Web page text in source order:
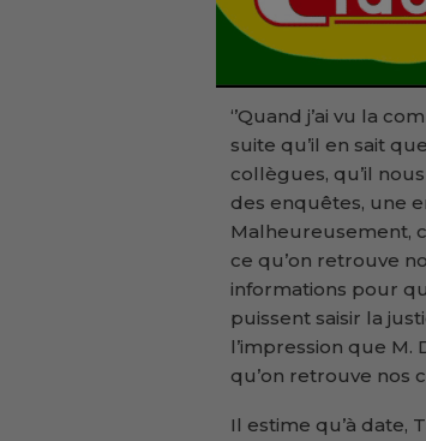
‘’Quand j’ai vu la
suite qu’il en sait
collègues, qu’il
des enquêtes, une
Malheureusement,
ce qu’on retrouve
informations pour
puissent saisir la
l’impression que M.
qu’on retrouve nos
Il estime qu’à date,